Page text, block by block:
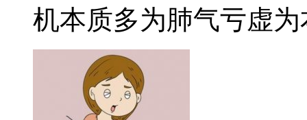
机本质多为肺气亏虚为